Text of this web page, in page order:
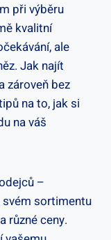
při výběru
kvalitní
ale
Jak najít
zároveň bez
na to, jak si
na váš
–
sortimentu
různé ceny.